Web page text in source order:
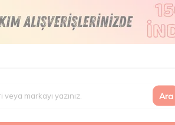
Ara